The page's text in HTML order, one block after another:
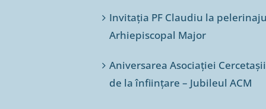
Invitația PF Claudiu la
Arhiepiscopal Major
Aniversarea Asociației
de la înființare – Jubileul ACM